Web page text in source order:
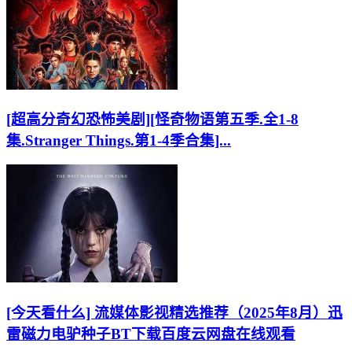
[超高分奇幻恐怖美剧][怪奇物语第五季.全1-8
集.Stranger Things.第1-4季合集]...
[今天看什么] 流媒体影视精选推荐（2025年8月）迅
雷磁力电驴种子BT下载百度云网盘在线观看